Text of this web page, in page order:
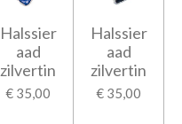
Halssier
aad
zilvertin
€ 35,00
Halssier
aad
zilvertin
€ 35,00